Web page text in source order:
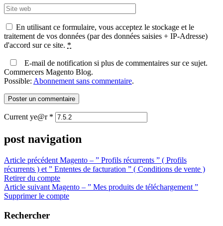
En utilisant ce formulaire, vous acceptez le stockage et le
traitement de vos données (par des données saisies + IP-Adresse)
d'accord sur ce site. *
E-mail de notification si plus de commentaires sur ce sujet.
Commercers Magento Blog.
Possible: Abonnement sans commentaire.
Current ye@r *
post navigation
Article précédent Magento – ” Profils récurrents ” ( Profils
récurrents ) et ” Ententes de facturation ” ( Conditions de vente )
Retirer du compte
Article suivant Magento – ” Mes produits de téléchargement ”
Supprimer le compte
Rechercher